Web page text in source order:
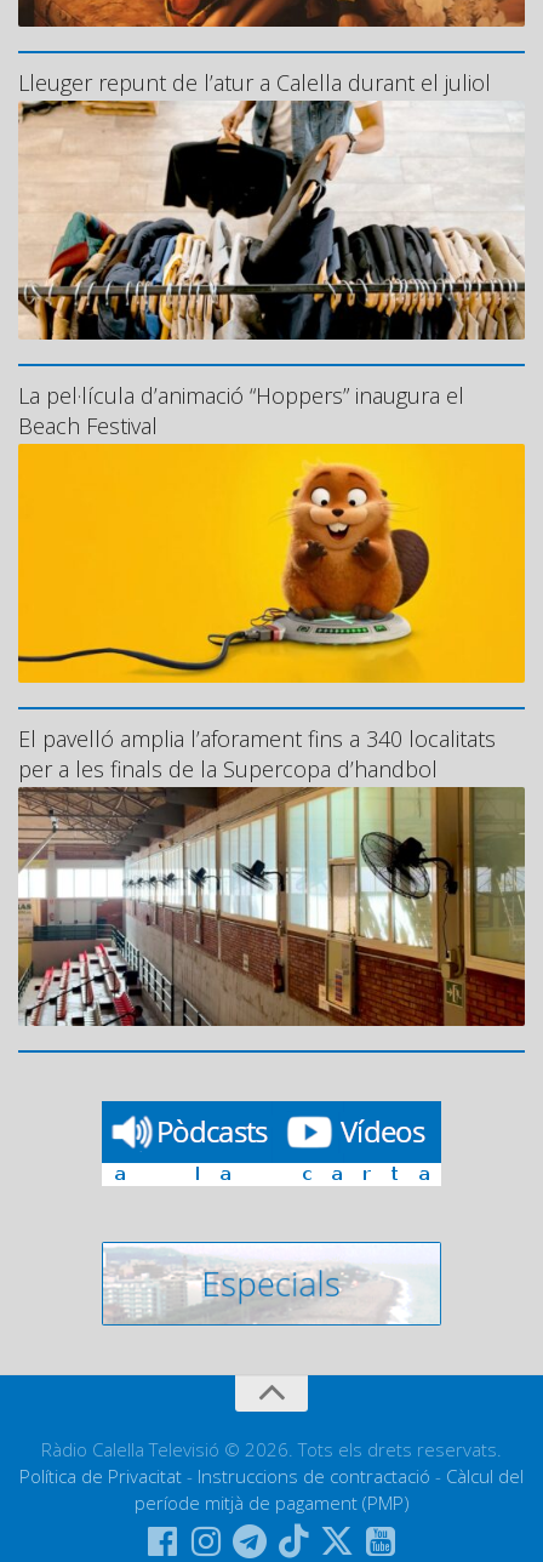
Lleuger repunt de l’atur a Calella durant el juliol
La pel·lícula d’animació “Hoppers” inaugura el
Beach Festival
El pavelló amplia l’aforament fins a 340 localitats
per a les finals de la Supercopa d’handbol
Ràdio Calella Televisió © 2026. Tots els drets reservats.
Política de Privacitat - Instruccions de contractació - Càlcul del
període mitjà de pagament (PMP)